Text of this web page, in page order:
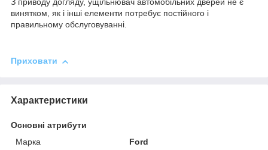
З приводу догляду, ущільнювач автомобільних дверей не є
винятком, як і інші елементи потребує постійного і
правильному обслуговуванні.
Приховати
Характеристики
Основні атрибути
Марка
Ford